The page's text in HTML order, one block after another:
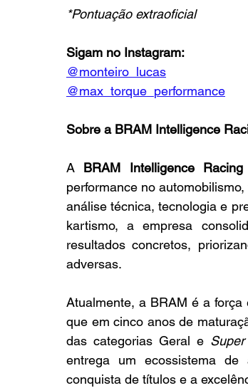
*Pontuação extraoficial
Sigam no Instagram:
@monteiro_lucas
@max_torque_performance
Sobre a BRAM Intelligence
A BRAM Intelligence Racing
performance no
análise técnica, tecnologia e
kartismo, a empresa
resultados concretos,
adversas.
Atualmente, a BRAM é a
que em cinco anos de
das categorias Geral e Super
entrega um ecossistema
conquista de títulos e a